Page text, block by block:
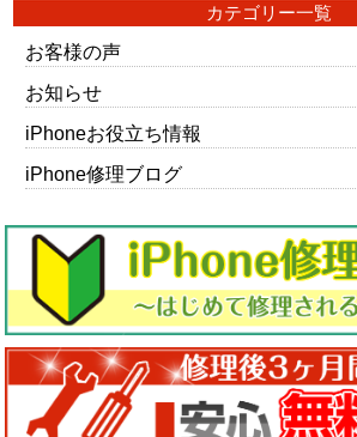
カテゴリー一覧
お客様の声
お知らせ
iPhoneお役立ち情報
iPhone修理ブログ